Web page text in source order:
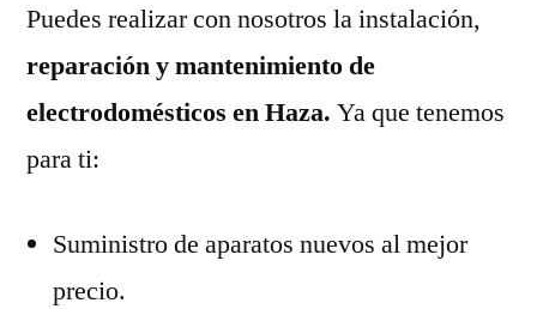
Puedes realizar con nosotros la instalación,
reparación y mantenimiento de
electrodomésticos en Haza. Ya que tenemos
para ti:
Suministro de aparatos nuevos al mejor
precio.